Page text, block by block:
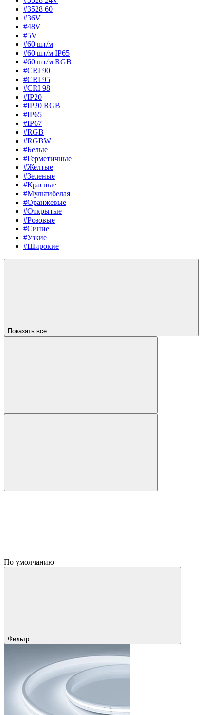
#3528 60
#36V
#48V
#5V
#60 шт/м
#60 шт/м IP65
#60 шт/м RGB
#CRI 90
#CRI 95
#CRI 98
#IP20
#IP20 RGB
#IP65
#IP67
#RGB
#RGBW
#Белые
#Герметичные
#Желтые
#Зеленые
#Красные
#Мультибелая
#Оранжевые
#Открытые
#Розовые
#Синие
#Узкие
#Широкие
Показать все
По умолчанию
Фильтр